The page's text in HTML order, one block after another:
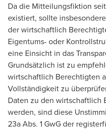
Da die Mitteilungsfiktion
existiert, sollte
der wirtschaftlich
Eigentums- oder
eine Einsicht in das
Grundsätzlich ist zu
wirtschaftlich Berechtigten
Vollständigkeit zu
Daten zu den
werden, sind diese
23a Abs. 1 GwG der